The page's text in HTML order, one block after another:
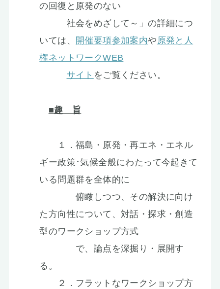
の回復と原発のない
社会をめざして～」の詳細につ
いては、
開催要項参加案内や 原発と人
権ネットワークWEB
サイト をご覧ください。
■趣 旨
１．福島・原発・再エネ・エネル
ギー政策･気候全般にわたって今起きて
いる問題群を全体的に
俯瞰しつつ、その解決に向け
た方向性について、対話・探求・創造
型のワークショップ方式
で、論点を深掘り・展開す
る。
２．フラットなワークショップ方